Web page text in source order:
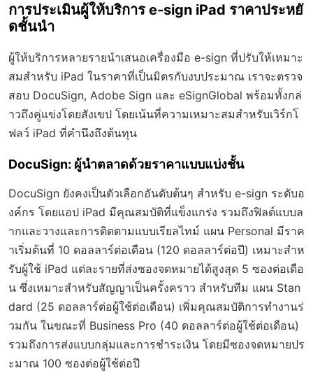
การประเมินผู้ให้บริการ e-sign iPad ราคาประหยั
ดชั้นนำ
ผู้ให้บริการหลายรายนำเสนอเครื่องมือ e-sign ที่ปรับให้เหมาะ
สมสำหรับ iPad ในราคาที่เป็นมิตรกับงบประมาณ เราจะตรวจ
สอบ DocuSign, Adobe Sign และ eSignGlobal พร้อมทั้งกล่
าวถึงคู่แข่งโดยสังเขป โดยเน้นที่ความเหมาะสมสำหรับเวิร์กโ
ฟลว์ iPad ที่คำนึงถึงต้นทุน
DocuSign: ผู้นำตลาดด้วยราคาแบบแบ่งชั้น
DocuSign ยังคงเป็นตัวเลือกอันดับต้นๆ สำหรับ e-sign ระดับอ
งค์กร โดยแอป iPad มีคุณสมบัติที่แข็งแกร่ง รวมถึงฟิลด์แบบล
ากและวางและการติดตามแบบเรียลไทม์ แผน Personal มีราค
าเริ่มต้นที่ 10 ดอลลาร์ต่อเดือน (120 ดอลลาร์ต่อปี) เหมาะสำห
รับผู้ใช้ iPad แต่ละรายที่ส่งซองจดหมายได้สูงสุด 5 ซองต่อเดือ
น ซึ่งเหมาะสำหรับสัญญาเป็นครั้งคราว สำหรับทีม แผน Stan
dard (25 ดอลลาร์ต่อผู้ใช้ต่อเดือน) เพิ่มคุณสมบัติการทำงานร่
วมกัน ในขณะที่ Business Pro (40 ดอลลาร์ต่อผู้ใช้ต่อเดือน)
รวมถึงการส่งแบบกลุ่มและการชำระเงิน โดยมีซองจดหมายปร
ะมาณ 100 ซองต่อผู้ใช้ต่อปี